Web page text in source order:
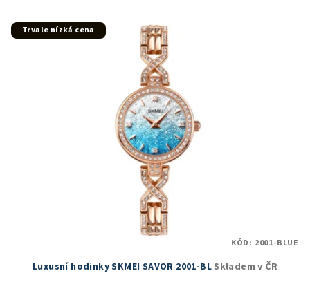
5
hvězdiček.
Trvale nízká cena
Luxusní hodinky SKMEI SAVOR 2001-BL Skladem v ČR
KÓD: 2001-BLUE